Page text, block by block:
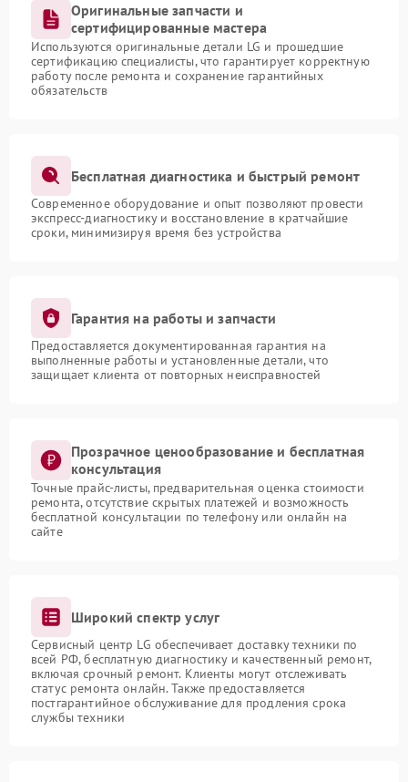
Оригинальные запчасти и
сертифицированные мастера
Используются оригинальные детали LG и прошедшие
сертификацию специалисты, что гарантирует корректную
работу после ремонта и сохранение гарантийных
обязательств
Бесплатная диагностика и быстрый ремонт
Современное оборудование и опыт позволяют провести
экспресс-диагностику и восстановление в кратчайшие
сроки, минимизируя время без устройства
Гарантия на работы и запчасти
Предоставляется документированная гарантия на
выполненные работы и установленные детали, что
защищает клиента от повторных неисправностей
Прозрачное ценообразование и бесплатная
консультация
Точные прайс-листы, предварительная оценка стоимости
ремонта, отсутствие скрытых платежей и возможность
бесплатной консультации по телефону или онлайн на
сайте
Широкий спектр услуг
Сервисный центр LG обеспечивает доставку техники по
всей РФ, бесплатную диагностику и качественный ремонт,
включая срочный ремонт. Клиенты могут отслеживать
статус ремонта онлайн. Также предоставляется
постгарантийное обслуживание для продления срока
службы техники